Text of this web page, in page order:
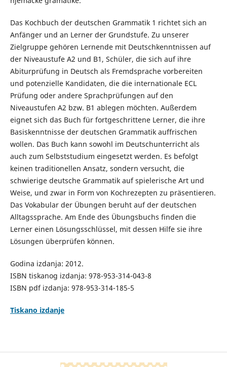
Das Kochbuch der deutschen Grammatik 1 richtet sich an
Anfänger und an Lerner der Grundstufe. Zu unserer
Zielgruppe gehören Lernende mit Deutschkenntnissen auf
der Niveaustufe A2 und B1, Schüler, die sich auf ihre
Abiturprüfung in Deutsch als Fremdsprache vorbereiten
und potenzielle Kandidaten, die die internationale ECL
Prüfung oder andere Sprachprüfungen auf den
Niveaustufen A2 bzw. B1 ablegen möchten. Außerdem
eignet sich das Buch für fortgeschrittene Lerner, die ihre
Basiskenntnisse der deutschen Grammatik auffrischen
wollen. Das Buch kann sowohl im Deutschunterricht als
auch zum Selbststudium eingesetzt werden. Es befolgt
keinen traditionellen Ansatz, sondern versucht, die
schwierige deutsche Grammatik auf spielerische Art und
Weise, und zwar in Form von Kochrezepten zu präsentieren.
Das Vokabular der Übungen beruht auf der deutschen
Alltagssprache. Am Ende des Übungsbuchs finden die
Lerner einen Lösungsschlüssel, mit dessen Hilfe sie ihre
Lösungen überprüfen können.
Godina izdanja: 2012.
ISBN tiskanog izdanja: 978-953-314-043-8
ISBN pdf izdanja: 978-953-314-185-5
Tiskano izdanje